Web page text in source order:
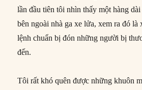
lần đầu tiên tôi nhìn thấy một hàng
bên ngoài nhà ga xe lửa, xem ra đó là
lệnh chuẩn bị đón những người bị
đến.
Tôi rất khó quên được những khuôn